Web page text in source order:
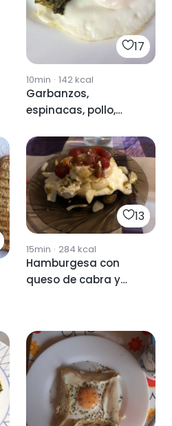
17
10min · 142kcal
Garbanzos,
espinacas, pollo,
13
15min · 284 kcal
Hamburgesa con
queso de cabra y